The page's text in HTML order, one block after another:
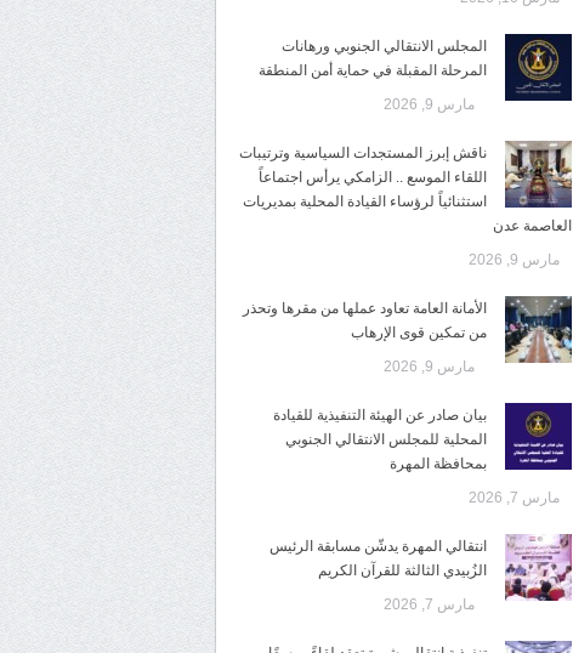
المجلس الانتقالي الجنوبي ورهانات
المرحلة المقبلة في حماية أمن المنطقة
مارس 9, 2026
ناقش إبرز المستجدات السياسية وترتيبات
اللقاء الموسع .. الزامكي يرأس اجتماعاً
استثنائياً لرؤساء القيادة المحلية بمديريات
العاصمة عدن
مارس 9, 2026
الأمانة العامة تعاود عملها من مقرها وتحذر
من تمكين قوى الإرهاب
مارس 9, 2026
بيان صادر عن الهيئة التنفيذية للقيادة
المحلية للمجلس الانتقالي الجنوبي
بمحافظة المهرة
مارس 7, 2026
انتقالي المهرة يدشّن مسابقة الرئيس
الزُبيدي الثالثة للقرآن الكريم
مارس 7, 2026